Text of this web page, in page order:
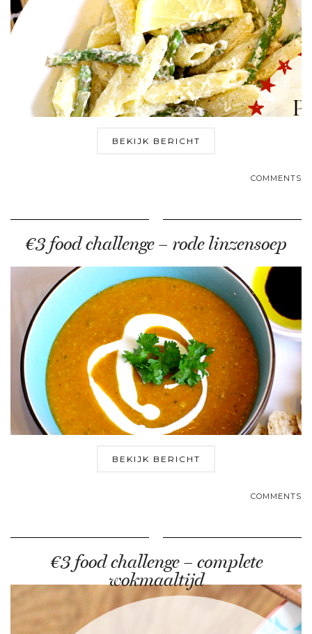
BEKIJK BERICHT
COMMENTS
€3 food challenge – rode linzensoep
BEKIJK BERICHT
COMMENTS
€3 food challenge – complete
wokmaaltijd